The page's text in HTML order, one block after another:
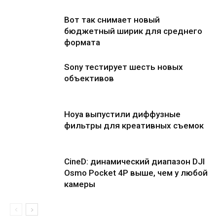
Вот так снимает новый
бюджетный ширик для среднего
формата
Sony тестирует шесть новых
объективов
Hoya выпустили диффузные
фильтры для креативных съемок
CineD: динамический диапазон DJI
Osmo Pocket 4P выше, чем у любой
камеры